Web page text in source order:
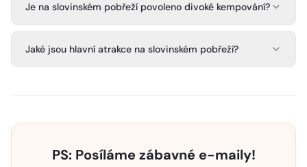
Je na slovinském pobřeží povoleno divoké kempování?
Jaké jsou hlavní atrakce na slovinském pobřeží?
PS: Posíláme zábavné e-maily!